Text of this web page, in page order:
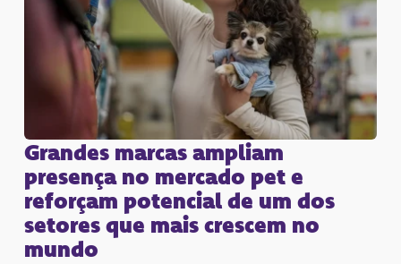
Grandes marcas ampliam
presença no mercado pet e
reforçam potencial de um dos
setores que mais crescem no
mundo